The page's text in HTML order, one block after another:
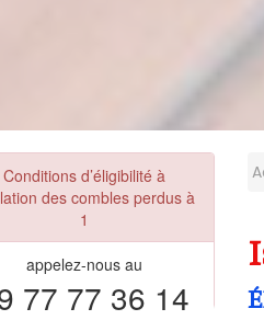
Conditions d’éligibilité à
des combles perdus à
1
appelez-nous au
77 77 36 14